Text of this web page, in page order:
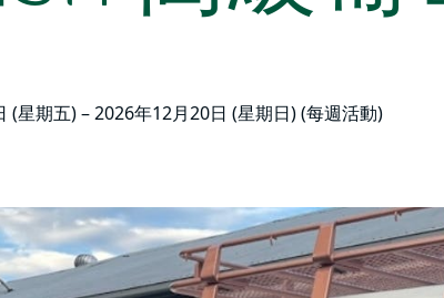
(星期五) – 2026年12月20日 (星期日) (每週活動)